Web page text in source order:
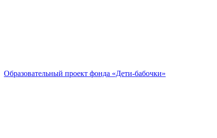
Образовательный проект фонда «Дети-бабочки»